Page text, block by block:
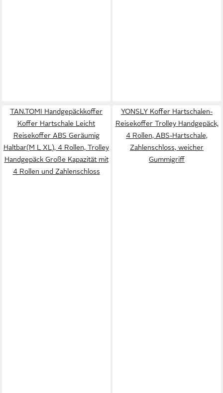
TAN.TOMI Handgepäckkoffer
Koffer Hartschale Leicht
Reisekoffer ABS Geräumig
Haltbar(M L XL), 4 Rollen, Trolley
Handgepäck Große Kapazität mit
4 Rollen und Zahlenschloss
YONSLY Koffer Hartschalen-
Reisekoffer Trolley Handgepäck,
4 Rollen, ABS-Hartschale,
Zahlenschloss, weicher
Gummigriff